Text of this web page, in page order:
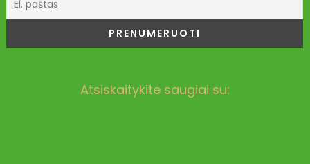
Atsiskaitykite saugiai su: